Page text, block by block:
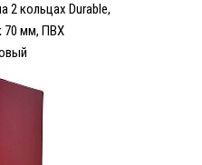
2 кольцах Durable,
70 мм, ПВХ